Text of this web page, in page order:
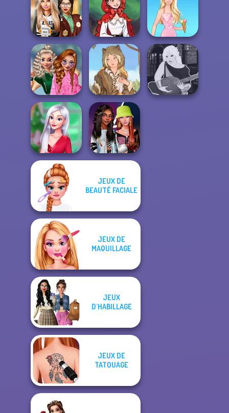
Dress To Impress
Back To Schoo...
Little Red Riding
Hood
Barbie
School
Popularity
Challenge
Grimm Beauty
My Christmas
Party Prep
Fashionistas'
JEUX DE
BEAUTÉ FACIALE
JEUX DE
MAQUILLAGE
JEUX
D'HABILLAGE
JEUX DE
TATOUAGE